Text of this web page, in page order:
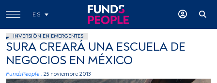
ES
INVERSIÓN EN EMERGENTES
SURA CREARÁ UNA ESCUELA DE
NEGOCIOS EN MÉXICO
FundsPeople . 25 noviembre 2013